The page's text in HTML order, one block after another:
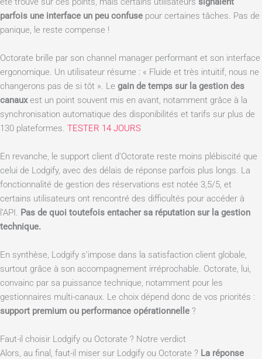
parfois une interface un peu confuse pour certaines tâches. Pas de
panique, le reste compense !
Octorate brille par son channel manager performant et son interface
ergonomique. Un utilisateur résume : « Fluide et très intuitif, nous ne
changerons pas de si tôt ». Le gain de temps sur la gestion des
canauxest un point souvent mis en avant, notamment grâce à la
synchronisation automatique des disponibilités et tarifs sur plus de
130 plateformes. TESTER 14 JOURS
En revanche, le support client d’Octorate reste moins plébiscité que
celui de Lodgify, avec des délais de réponse parfois plus longs. La
fonctionnalité de gestion des réservations est notée 3,5/5, et
certains utilisateurs ont rencontré des difficultés pour accéder à
l’API. Pas de quoi toutefois entacher sa réputation sur la gestion
technique.
En synthèse, Lodgify s’impose dans la satisfaction client globale,
surtout grâce à son accompagnement irréprochable. Octorate, lui,
convainc par sa puissance technique, notamment pour les
gestionnaires multi-canaux. Le choix dépend donc de vos priorités :
support premium ou performance opérationnelle ?
Faut-il choisir Lodgify ou Octorate ? Notre verdict
Alors, au final, faut-il miser sur Lodgify ou Octorate ? La réponse